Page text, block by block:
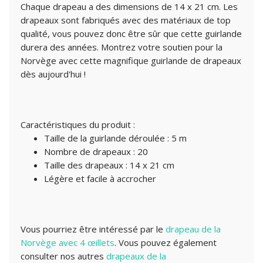
Chaque drapeau a des dimensions de 14 x 21 cm. Les
drapeaux sont fabriqués avec des matériaux de top
qualité, vous pouvez donc être sûr que cette guirlande
durera des années. Montrez votre soutien pour la
Norvège avec cette magnifique guirlande de drapeaux
dès aujourd'hui !
Caractéristiques du produit :
Taille de la guirlande déroulée : 5 m
Nombre de drapeaux : 20
Taille des drapeaux : 14 x 21 cm
Légère et facile à accrocher
Vous pourriez être intéressé par le drapeau de la
Norvège avec 4 œillets. Vous pouvez également
consulter nos autres drapeaux de la